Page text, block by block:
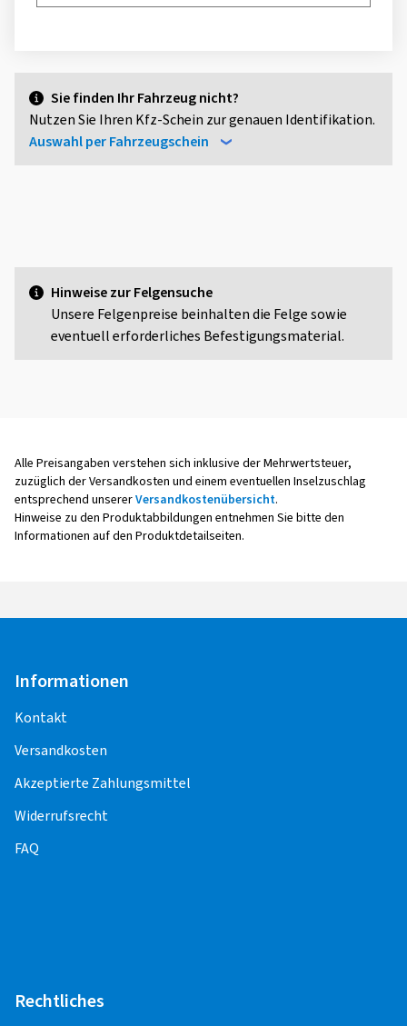
Sie finden Ihr Fahrzeug nicht?
Nutzen Sie Ihren Kfz-Schein zur genauen Identifikation.
Auswahl per Fahrzeugschein
Hinweise zur Felgensuche
Unsere Felgenpreise beinhalten die Felge sowie
eventuell erforderliches Befestigungsmaterial.
Alle Preisangaben verstehen sich inklusive der Mehrwertsteuer,
zuzüglich der Versandkosten und einem eventuellen Inselzuschlag
entsprechend unsererVersandkostenübersicht.
Hinweise zu den Produktabbildungen entnehmen Sie bitte den
Informationen auf den Produktdetailseiten.
Informationen
Kontakt
Versandkosten
Akzeptierte Zahlungsmittel
Widerrufsrecht
FAQ
Rechtliches